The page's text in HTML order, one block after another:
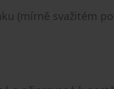
(mírně svažitém